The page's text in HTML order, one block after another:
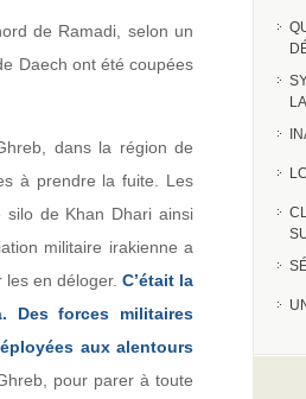
de Ramadi, selon un
Daech ont été coupées
dans la région de
à prendre la fuite. Les
silo de Khan Dhari ainsi
militaire irakienne a
en déloger. C’était la
Des forces militaires
aux alentours
pour parer à toute